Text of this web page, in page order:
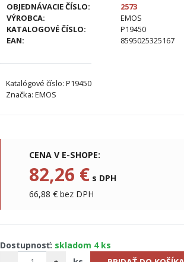
OBJEDNÁVACIE ČÍSLO:
2573
VÝROBCA:
EMOS
KATALOGOVÉ ČÍSLO:
P19450
EAN:
8595025325167
Katalógové číslo: P19450
Značka: EMOS
CENA V E-SHOPE:
82,26 € s DPH
66,88 € bez DPH
Dostupnosť: skladom 4 ks